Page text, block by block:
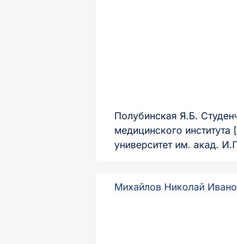
Полубинская Я.Б.
медицинского
университет им. акад.
Михайлов Николай